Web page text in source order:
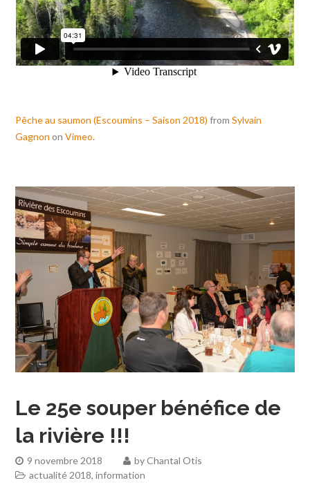
Pêche au saumon (Escoumins – Saison 2018) fromSylvain
Gagnon onVimeo.
Le 25e souper bénéfice de
la rivière !!!
9 novembre 2018 byChantal Otis
actualité 2018,information